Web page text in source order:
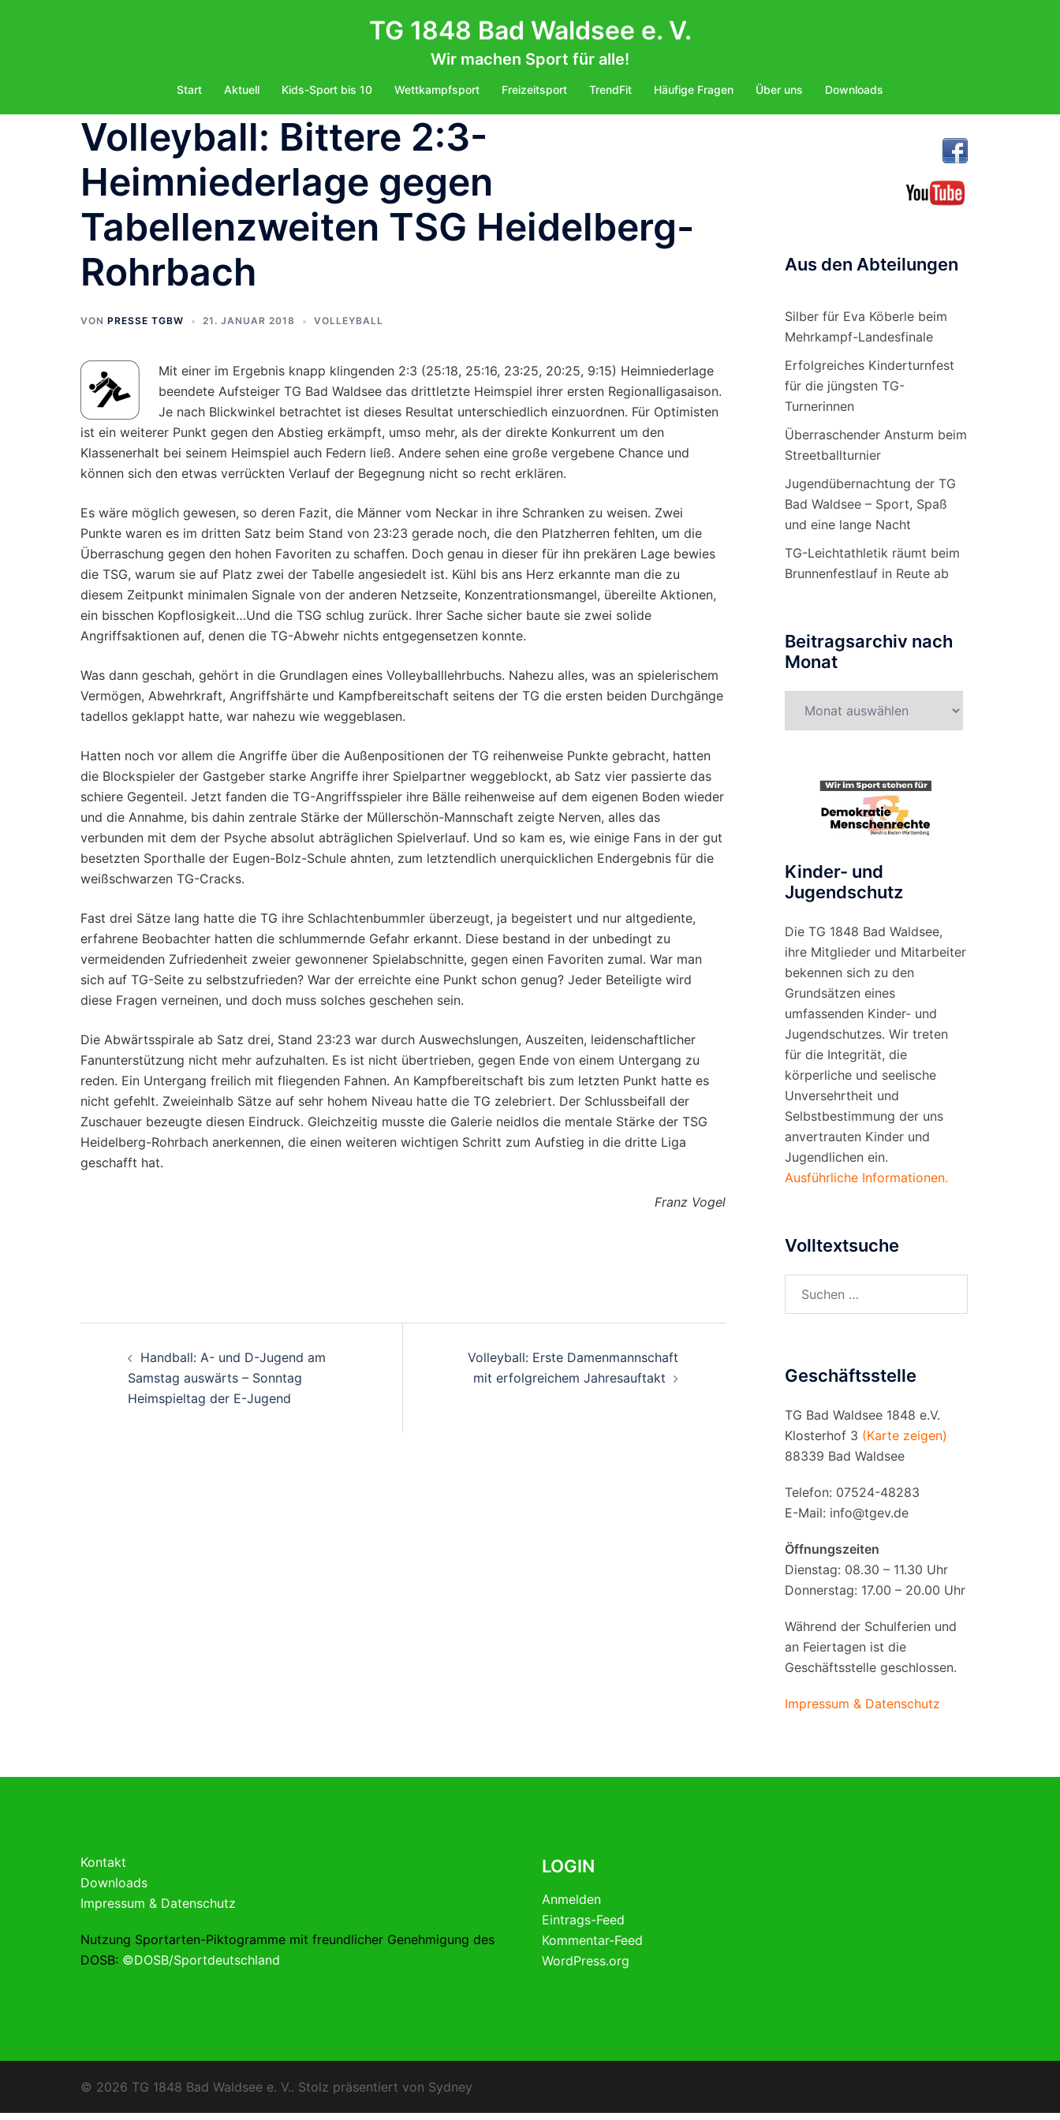
TG 1848 Bad Waldsee e. V.
Wir machen Sport für alle!
Start Aktuell Kids-Sport bis 10 Wettkampfsport Freizeitsport TrendFit Häufige Fragen Über uns Downloads
Volleyball: Bittere 2:3-
Heimniederlage gegen
Tabellenzweiten TSG Heidelberg-
Rohrbach
VON PRESSE TGBW 21. JANUAR 2018 VOLLEYBALL
Mit einer im Ergebnis knapp klingenden 2:3 (25:18, 25:16, 23:25, 20:25, 9:15) Heimniederlage
beendete Aufsteiger TG Bad Waldsee das drittletzte Heimspiel ihrer ersten Regionalligasaison.
Je nach Blickwinkel betrachtet ist dieses Resultat unterschiedlich einzuordnen. Für Optimisten
ist ein weiterer Punkt gegen den Abstieg erkämpft, umso mehr, als der direkte Konkurrent um den
Klassenerhalt bei seinem Heimspiel auch Federn ließ. Andere sehen eine große vergebene Chance und
können sich den etwas verrückten Verlauf der Begegnung nicht so recht erklären.
Es wäre möglich gewesen, so deren Fazit, die Männer vom Neckar in ihre Schranken zu weisen. Zwei
Punkte waren es im dritten Satz beim Stand von 23:23 gerade noch, die den Platzherren fehlten, um die
Überraschung gegen den hohen Favoriten zu schaffen. Doch genau in dieser für ihn prekären Lage bewies
die TSG, warum sie auf Platz zwei der Tabelle angesiedelt ist. Kühl bis ans Herz erkannte man die zu
diesem Zeitpunkt minimalen Signale von der anderen Netzseite, Konzentrationsmangel, übereilte Aktionen,
ein bisschen Kopflosigkeit…Und die TSG schlug zurück. Ihrer Sache sicher baute sie zwei solide
Angriffsaktionen auf, denen die TG-Abwehr nichts entgegensetzen konnte.
Was dann geschah, gehört in die Grundlagen eines Volleyballlehrbuchs. Nahezu alles, was an spielerischem
Vermögen, Abwehrkraft, Angriffshärte und Kampfbereitschaft seitens der TG die ersten beiden Durchgänge
tadellos geklappt hatte, war nahezu wie weggeblasen.
Hatten noch vor allem die Angriffe über die Außenpositionen der TG reihenweise Punkte gebracht, hatten
die Blockspieler der Gastgeber starke Angriffe ihrer Spielpartner weggeblockt, ab Satz vier passierte das
schiere Gegenteil. Jetzt fanden die TG-Angriffsspieler ihre Bälle reihenweise auf dem eigenen Boden wieder
und die Annahme, bis dahin zentrale Stärke der Müllerschön-Mannschaft zeigte Nerven, alles das
verbunden mit dem der Psyche absolut abträglichen Spielverlauf. Und so kam es, wie einige Fans in der gut
besetzten Sporthalle der Eugen-Bolz-Schule ahnten, zum letztendlich unerquicklichen Endergebnis für die
weißschwarzen TG-Cracks.
Fast drei Sätze lang hatte die TG ihre Schlachtenbummler überzeugt, ja begeistert und nur altgediente,
erfahrene Beobachter hatten die schlummernde Gefahr erkannt. Diese bestand in der unbedingt zu
vermeidenden Zufriedenheit zweier gewonnener Spielabschnitte, gegen einen Favoriten zumal. War man
sich auf TG-Seite zu selbstzufrieden? War der erreichte eine Punkt schon genug? Jeder Beteiligte wird
diese Fragen verneinen, und doch muss solches geschehen sein.
Die Abwärtsspirale ab Satz drei, Stand 23:23 war durch Auswechslungen, Auszeiten, leidenschaftlicher
Fanunterstützung nicht mehr aufzuhalten. Es ist nicht übertrieben, gegen Ende von einem Untergang zu
reden. Ein Untergang freilich mit fliegenden Fahnen. An Kampfbereitschaft bis zum letzten Punkt hatte es
nicht gefehlt. Zweieinhalb Sätze auf sehr hohem Niveau hatte die TG zelebriert. Der Schlussbeifall der
Zuschauer bezeugte diesen Eindruck. Gleichzeitig musste die Galerie neidlos die mentale Stärke der TSG
Heidelberg-Rohrbach anerkennen, die einen weiteren wichtigen Schritt zum Aufstieg in die dritte Liga
geschafft hat.
Franz Vogel
Handball: A- und D-Jugend am
Samstag auswärts – Sonntag
Heimspieltag der E-Jugend
Volleyball: Erste Damenmannschaft
mit erfolgreichem Jahresauftakt
Aus den Abteilungen
Silber für Eva Köberle beim
Mehrkampf-Landesfinale
Erfolgreiches Kinderturnfest
für die jüngsten TG-
Turnerinnen
Überraschender Ansturm beim
Streetballturnier
Jugendübernachtung der TG
Bad Waldsee – Sport, Spaß
und eine lange Nacht
TG-Leichtathletik räumt beim
Brunnenfestlauf in Reute ab
Beitragsarchiv nach
Monat
nach
Kinder- und
Jugendschutz
Die TG 1848 Bad Waldsee,
ihre Mitglieder und Mitarbeiter
bekennen sich zu den
Grundsätzen eines
umfassenden Kinder- und
Jugendschutzes. Wir treten
für die Integrität, die
körperliche und seelische
Unversehrtheit und
Selbstbestimmung der uns
anvertrauten Kinder und
Jugendlichen ein.
Ausführliche Informationen.
Volltextsuche
nach:
Geschäftsstelle
TG Bad Waldsee 1848 e.V.
Klosterhof 3 (Karte zeigen)
88339 Bad Waldsee
Telefon: 07524-48283
E-Mail: info@tgev.de
Öffnungszeiten
Dienstag: 08.30 – 11.30 Uhr
Donnerstag: 17.00 – 20.00 Uhr
Während der Schulferien und
an Feiertagen ist die
Geschäftsstelle geschlossen.
Impressum & Datenschutz
Kontakt
Downloads
Impressum & Datenschutz
Nutzung Sportarten-Piktogramme mit freundlicher Genehmigung des
DOSB: ©DOSB/Sportdeutschland
LOGIN
Anmelden
Eintrags-Feed
Kommentar-Feed
WordPress.org
© 2026 TG 1848 Bad Waldsee e. V.. Stolz präsentiert von Sydney